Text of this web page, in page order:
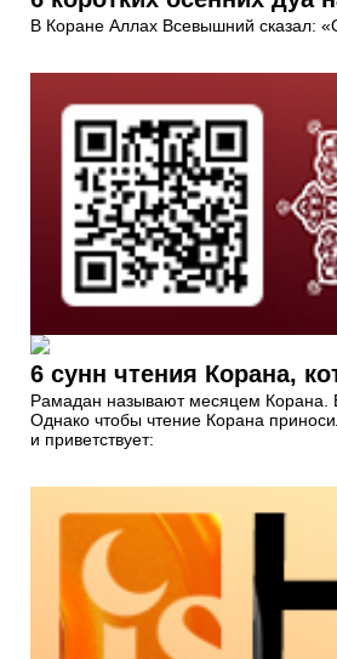
В Коране Аллах Всевышний сказал:
6 сунн чтения Корана,
Рамадан называют месяцем Корана.
Однако чтобы чтение Корана
и приветствует: